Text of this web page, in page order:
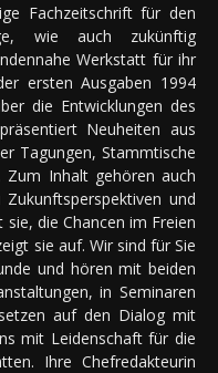
Fachzeitschrift für den
wie auch zukünftig
Werkstatt für ihr
ersten Ausgaben 1994
die Entwicklungen des
Neuheiten aus
Tagungen, Stammtische
Inhalt gehören auch
und
die Chancen im Freien
sie auf. Wir sind für Sie
und hören mit beiden
in Seminaren
auf den Dialog mit
mit Leidenschaft für die
Ihre Chefredakteurin